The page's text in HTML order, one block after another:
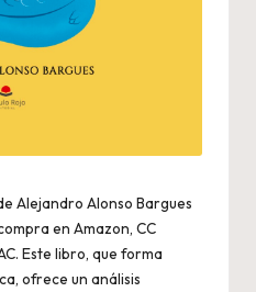
Alejandro Alonso Bargues
en Amazon, CC
Este libro, que forma
ofrece un análisis